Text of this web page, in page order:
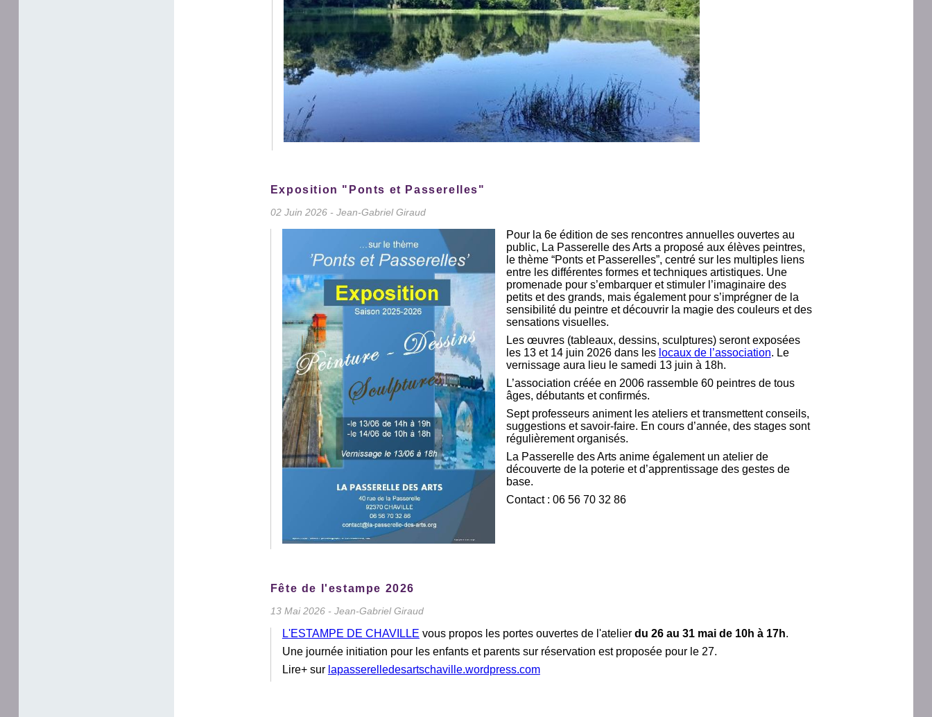
Exposition "Ponts et Passerelles"
02 Juin 2026 - Jean-Gabriel Giraud
Pour la 6e édition de ses rencontres annuelles ouvertes au
public, La Passerelle des Arts a proposé aux élèves peintres,
le thème “Ponts et Passerelles”, centré sur les multiples liens
entre les différentes formes et techniques artistiques. Une
promenade pour s’embarquer et stimuler l’imaginaire des
petits et des grands, mais également pour s’imprégner de la
sensibilité du peintre et découvrir la magie des couleurs et des
sensations visuelles.
Les œuvres (tableaux, dessins, sculptures) seront exposées
les 13 et 14 juin 2026 dans les locaux de l’association. Le
vernissage aura lieu le samedi 13 juin à 18h.
L’association créée en 2006 rassemble 60 peintres de tous
âges, débutants et confirmés.
Sept professeurs animent les ateliers et transmettent conseils,
suggestions et savoir-faire. En cours d’année, des stages sont
régulièrement organisés.
La Passerelle des Arts anime également un atelier de
découverte de la poterie et d’apprentissage des gestes de
base.
Contact : 06 56 70 32 86
Fête de l'estampe 2026
13 Mai 2026 - Jean-Gabriel Giraud
L'ESTAMPE DE CHAVILLE vous propos les portes ouvertes de l'atelier du 26 au 31 mai de 10h à 17h.
Une journée initiation pour les enfants et parents sur réservation est proposée pour le 27.
Lire+ sur lapasserelledesartschaville.wordpress.com